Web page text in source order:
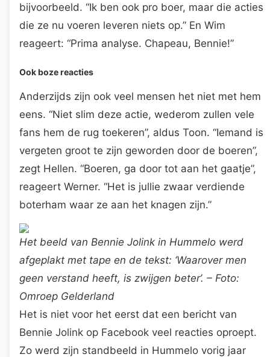
bijvoorbeeld. “Ik ben ook pro boer, maar die acties
die ze nu voeren leveren niets op.” En Wim
reageert: “Prima analyse. Chapeau, Bennie!”
Ook boze reacties
Anderzijds zijn ook veel mensen het niet met hem
eens. “Niet slim deze actie, wederom zullen vele
fans hem de rug toekeren”, aldus Toon. “Iemand is
vergeten groot te zijn geworden door de boeren”,
zegt Hellen. “Boeren, ga door tot aan het gaatje”,
reageert Werner. “Het is jullie zwaar verdiende
boterham waar ze aan het knagen zijn.”
Het beeld van Bennie Jolink in Hummelo werd
afgeplakt met tape en de tekst: ‘Waarover men
geen verstand heeft, is zwijgen beter’. – Foto:
Omroep Gelderland
Het is niet voor het eerst dat een bericht van
Bennie Jolink op Facebook veel reacties oproept.
Zo werd zijn standbeeld in Hummelo vorig jaar